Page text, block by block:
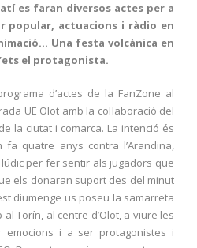
es faran diversos actes per a
popular, actuacions i ràdio en
Una festa volcànica en
el protagonista.
d’actes de la FanZone al
UE Olot amb la col·laboració del
la ciutat i comarca. La intenció és
fa quatre anys contra l’Arandina,
per fer sentir als jugadors que
els donaran suport des del minut
diumenge us poseu la samarreta
Torín, al centre d’Olot, a viure les
emocions i a ser protagonistes i